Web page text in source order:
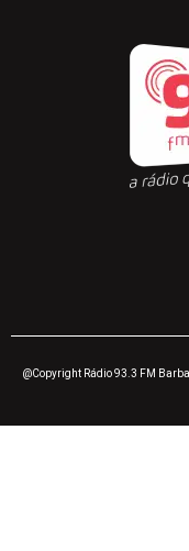
@Copyright Rádio 93.3 FM